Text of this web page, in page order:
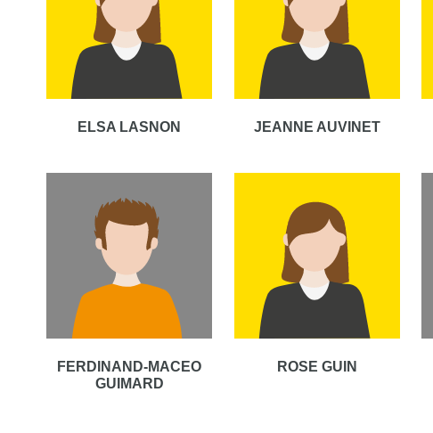
ELSA LASNON JEANNE AUVINET
FERDINAND-MACEO
GUIMARD
ROSE GUIN